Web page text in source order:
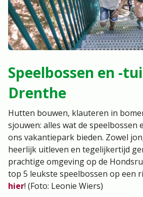
Speelbossen en -
Drenthe
Hutten bouwen, klauteren in
sjouwen: alles wat de speelbossen
ons vakantiepark bieden. Zowel
heerlijk uitleven en tegelijkertijd
prachtige omgeving op de
top 5 leukste speelbossen op een
hier! (Foto: Leonie Wiers)